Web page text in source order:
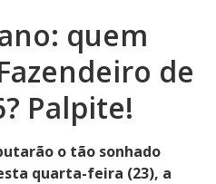
quem
de
Palpite!
o tão sonhado
quarta-feira (23), a